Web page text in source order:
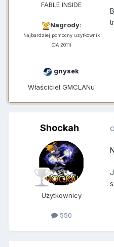
FABLE INSIDE
Nagrody:
Najbardziej pomocny uzytkownik
(CA 2011)
gnysek
Właściciel GMCLANu
Shockah
Użytkownicy
550